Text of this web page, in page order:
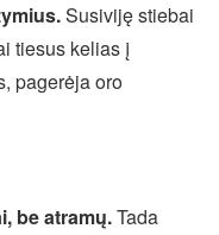
Susiviję stiebai
tiesus kelias į
pagerėja oro
be atramų.Tada